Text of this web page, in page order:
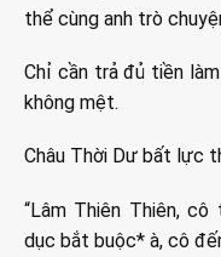
thể cùng anh trò
Chỉ cần trả đủ tiền
không mệt.
Châu Thời Dư bất lực
“Lâm Thiên Thiên,
dục bắt buộc* à, cô